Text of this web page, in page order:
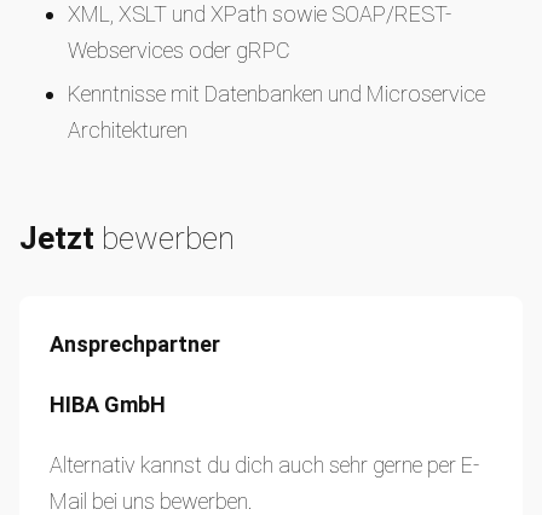
XML, XSLT und XPath sowie SOAP/REST-
Webservices oder gRPC
Kenntnisse mit Datenbanken und Microservice
Architekturen
Jetzt bewerben
Ansprechpartner
HIBA GmbH
Alternativ kannst du dich auch sehr gerne per E-
Mail bei uns bewerben.